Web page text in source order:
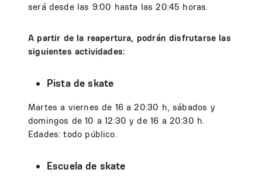
será desde las 9:00 hasta las 20:45 horas.
A partir de la reapertura, podrán disfrutarse las
siguientes actividades:
Pista de skate
Martes a viernes de 16 a 20:30 h, sábados y
domingos de 10 a 12:30 y de 16 a 20:30 h.
Edades: todo público.
Escuela de skate